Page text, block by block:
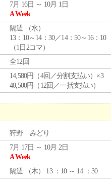
7月 16日 ～ 10月 1日
A Week
隔週 （水）
13：10～14：30／14：50～16：10
（1日2コマ）
全12回
14,580円（4回／分割支払い）×3
40,500円（12回／一括支払い）
狩野 みどり
7月 17日 ～ 10月 2日
A Week
隔週 （木） 13 ：10 ～ 14 ：30